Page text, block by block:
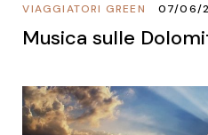
VIAGGIATORI GREEN 07/06/
Musica sulle